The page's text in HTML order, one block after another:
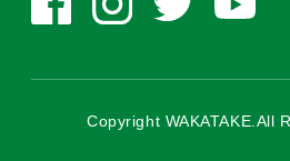
Copyright WAKATAKE.All